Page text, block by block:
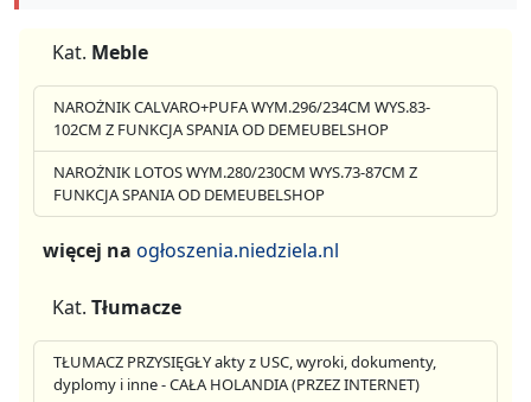
Kat. Meble
NAROŻNIK CALVARO+PUFA WYM.296/234CM WYS.83-
102CM Z FUNKCJA SPANIA OD DEMEUBELSHOP
NAROŻNIK LOTOS WYM.280/230CM WYS.73-87CM Z
FUNKCJA SPANIA OD DEMEUBELSHOP
więcej na ogłoszenia.niedziela.nl
Kat. Tłumacze
TŁUMACZ PRZYSIĘGŁY akty z USC, wyroki, dokumenty,
dyplomy i inne - CAŁA HOLANDIA (PRZEZ INTERNET)